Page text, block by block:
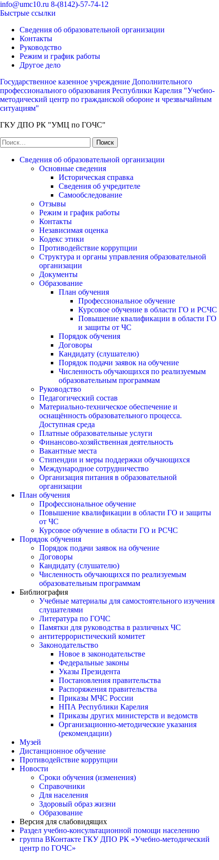
Перейти
к
(нажмите
Enter)
info@umc10.ru 8-(8142)-57-74-12
Быстрые ссылки
Сведения об образовательной организации
Контакты
Руководство
Режим и график работы
Другое дело
Государственное казенное учреждение Дополнительного
профессионального образования Республики Карелия "Учебно-
методический центр по гражданской обороне и чрезвычайным
ситуациям"
ГКУ ДПО РК "УМЦ по ГОЧС"
Найти:
Сведения об образовательной организации
Основные сведения
Историческая справка
Сведения об учредителе
Самообследование
Отзывы
Режим и график работы
Контакты
Независимая оценка
Кодекс этики
Противодействие коррупции
Структура и органы управления образовательной
организации
Документы
Образование
План обучения
Профессиональное обучение
Курсовое обучение в области ГО и РСЧС
Повышение квалификации в области ГО
и защиты от ЧС
Порядок обучения
Договоры
Кандидату (слушателю)
Порядок подачи заявок на обучение
Численность обучающихся по реализуемым
образовательным программам
Руководство
Педагогический состав
Материально-техническое обеспечение и
оснащённость образовательного процесса.
Доступная среда
Платные образовательные услуги
Финансово-хозяйственная деятельность
Вакантные места
Стипендии и меры поддержки обучающихся
Международное сотрудничество
Организация питания в образовательной
организации
План обучения
Профессиональное обучение
Повышение квалификации в области ГО и защиты
от ЧС
Курсовое обучение в области ГО и РСЧС
Порядок обучения
Порядок подачи заявок на обучение
Договоры
Кандидату (слушателю)
Численность обучающихся по реализуемым
образовательным программам
Библиография
Учебные материалы для самостоятельного изучения
слушателями
Литература по ГОЧС
Памятки для руководства в различных ЧС
антитеррористический комитет
Законодательство
Новое в законодательстве
Федеральные законы
Указы Президента
Постановления правительства
Распоряжения правительства
Приказы МЧС России
НПА Республики Карелия
Приказы других министерств и ведомств
Организационно-методические указания
(рекомендации)
Музей
Дистанционное обучение
Противодействие коррупции
Новости
Сроки обучения (изменения)
Справочники
Для населения
Здоровый образ жизни
Образование
Версия для слабовидящих
Раздел учебно-консультационной помощи населению
группа ВКонтакте ГКУ ДПО РК «Учебно-методический
центр по ГОЧС»